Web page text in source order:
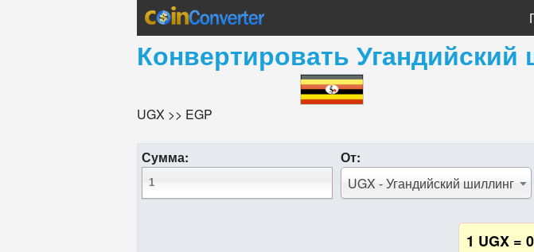
Конвертировать Угандийский
UGX >> EGP
Сумма:
От:
UGX - Угандийский шиллинг
1 UGX =